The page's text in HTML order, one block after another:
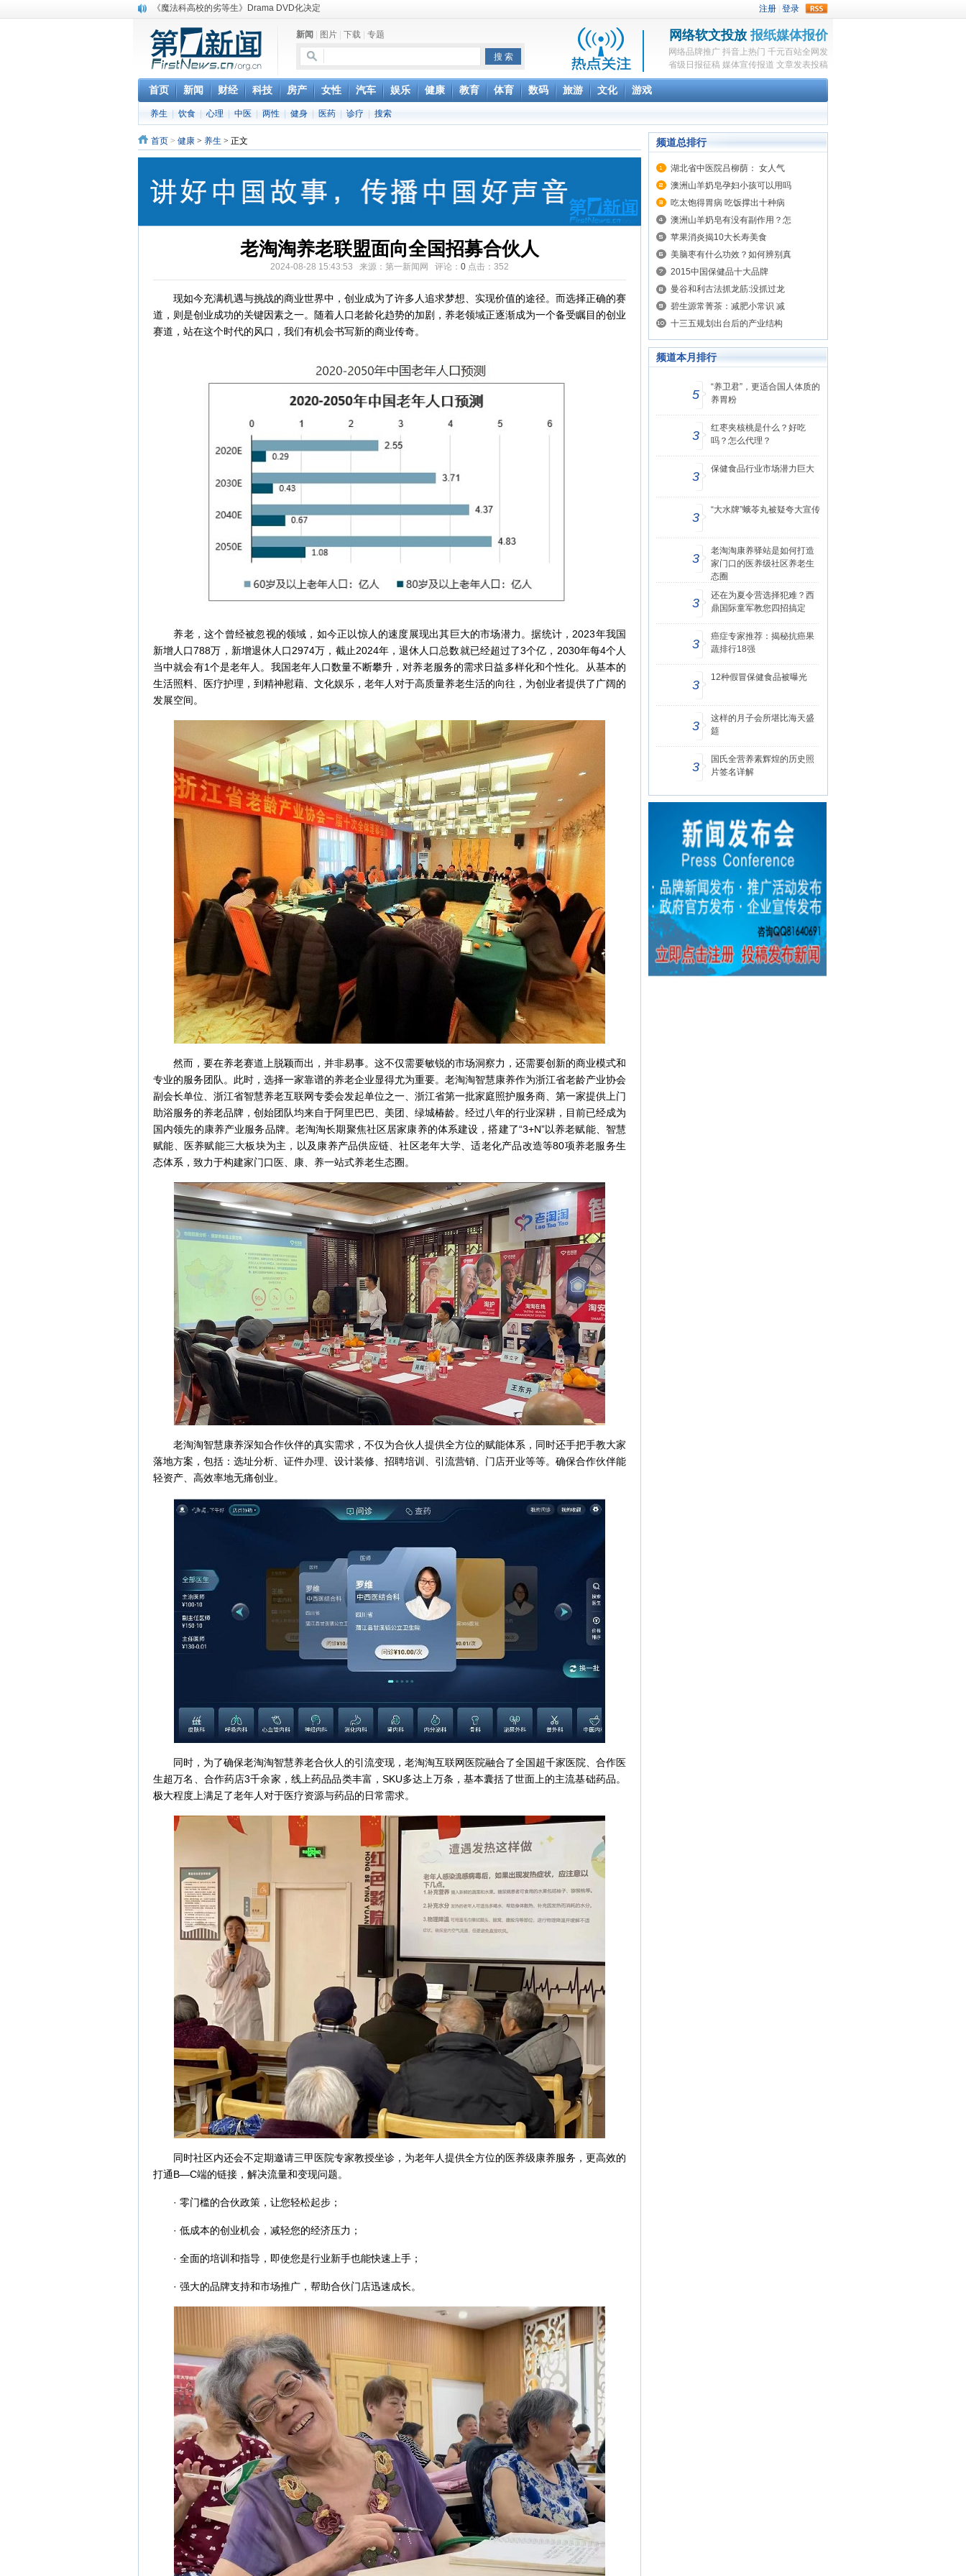
电信运营商“血战”校园
消息称刘强东要求京东商城明年扭亏为盈
保健品也能吃出一身病? 康宝莱员工自揭多项家丑
煤价"跳水"电企利润"蹦高" 电煤联动亟待完善
苹果公司自建太阳能电厂为数据中心供电
吃饭、睡觉、黑人人？
网络电商和传统出版商的角逐：亚马逊停止接受Hachette所有图书订单
英国小猫因长得像希特勒遭袭 被扔垃圾左眼致盲
《中二病也想谈恋爱》女主角特报预告公开
新闻 图片 下载 专题 网络软文投放 报纸媒体报价
网络品牌推广 抖音上热门 千元百站全网发
省级日报征稿 媒体宣传报道 文章发表投稿
首页 新闻 财经 科技 房产 女性 汽车 娱乐 健康 教育 体育 数码 旅游 文化 游戏
养生 饮食 心理 中医 两性 健身 医药 诊疗 搜索
首页 > 健康 > 养生 > 正文
老淘淘养老联盟面向全国招募合伙人
2024-08-28 15:43:53 来源：第一新闻网 评论： 0 点击： 352
现如今充满机遇与挑战的商业世界中，创业成为了许多人追求梦想、实现价值的途径。而选择正确的赛
道，则是创业成功的关键因素之一。随着人口老龄化趋势的加剧，养老领域正逐渐成为一个备受瞩目的创业
赛道，站在这个时代的风口，我们有机会书写新的商业传奇。
养老，这个曾经被忽视的领域，如今正以惊人的速度展现出其巨大的市场潜力。据统计，2023年我国
新增人口788万，新增退休人口2974万，截止2024年，退休人口总数就已经超过了3个亿，2030年每4个人
当中就会有1个是老年人。我国老年人口数量不断攀升，对养老服务的需求日益多样化和个性化。从基本的
生活照料、医疗护理，到精神慰藉、文化娱乐，老年人对于高质量养老生活的向往，为创业者提供了广阔的
发展空间。
然而，要在养老赛道上脱颖而出，并非易事。这不仅需要敏锐的市场洞察力，还需要创新的商业模式和
专业的服务团队。此时，选择一家靠谱的养老企业显得尤为重要。老淘淘智慧康养作为浙江省老龄产业协会
副会长单位、浙江省智慧养老互联网专委会发起单位之一、浙江省第一批家庭照护服务商、第一家提供上门
助浴服务的养老品牌，创始团队均来自于阿里巴巴、美团、绿城椿龄。经过八年的行业深耕，目前已经成为
国内领先的康养产业服务品牌。老淘淘长期聚焦社区居家康养的体系建设，搭建了“3+N”以养老赋能、智慧
赋能、医养赋能三大板块为主，以及康养产品供应链、社区老年大学、适老化产品改造等80项养老服务生
态体系，致力于构建家门口医、康、养一站式养老生态圈。
老淘淘智慧康养深知合作伙伴的真实需求，不仅为合伙人提供全方位的赋能体系，同时还手把手教大家
落地方案，包括：选址分析、证件办理、设计装修、招聘培训、引流营销、门店开业等等。确保合作伙伴能
轻资产、高效率地无痛创业。
同时，为了确保老淘淘智慧养老合伙人的引流变现，老淘淘互联网医院融合了全国超千家医院、合作医
生超万名、合作药店3千余家，线上药品品类丰富，SKU多达上万条，基本囊括了世面上的主流基础药品。
极大程度上满足了老年人对于医疗资源与药品的日常需求。
同时社区内还会不定期邀请三甲医院专家教授坐诊，为老年人提供全方位的医养级康养服务，更高效的
打通B—C端的链接，解决流量和变现问题。
· 零门槛的合伙政策，让您轻松起步；
· 低成本的创业机会，减轻您的经济压力；
· 全面的培训和指导，即使您是行业新手也能快速上手；
· 强大的品牌支持和市场推广，帮助合伙门店迅速成长。
频道总排行
湖北省中医院吕柳荫： 女人气
澳洲山羊奶皂孕妇小孩可以用吗
吃太饱得胃病 吃饭撑出十种病
澳洲山羊奶皂有没有副作用？怎
苹果消炎揭10大长寿美食
美脑枣有什么功效？如何辨别真
2015中国保健品十大品牌
曼谷和利古法抓龙筋:没抓过龙
碧生源常菁茶：减肥小常识 减
十三五规划出台后的产业结构
频道本月排行
5
“养卫君”，更适合国人体质的
养胃粉
3
红枣夹核桃是什么？好吃
吗？怎么代理？
3
保健食品行业市场潜力巨大
3
“大水牌”蛾苓丸被疑夸大宣传
3
老淘淘康养驿站是如何打造
家门口的医养级社区养老生
态圈
3
还在为夏令营选择犯难？西
鼎国际童军教您四招搞定
3
癌症专家推荐：揭秘抗癌果
蔬排行18强
3
12种假冒保健食品被曝光
3
这样的月子会所堪比海天盛
筵
3
国氏全营养素辉煌的历史照
片签名详解